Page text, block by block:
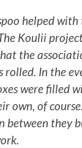
helped
Koulii
the
rolled. In the
were filled
own, of
between they